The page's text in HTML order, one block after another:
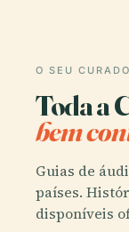
O SEU
Toda a
bem
Guias de
países.
disponíveis